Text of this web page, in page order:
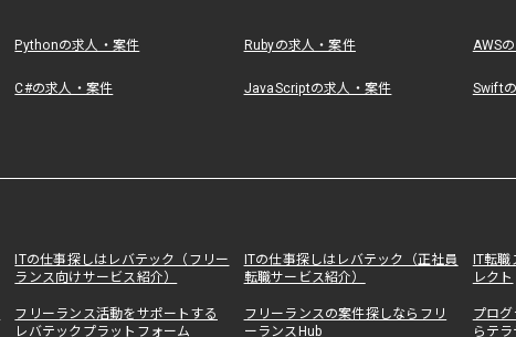
Pythonの求人・案件 Rubyの求人・案件 AWS
C#の求人・案件 JavaScriptの求人・案件 Swift
ITの仕事探しはレバテック（フリー
ランス向けサービス紹介）
ITの仕事探しはレバテック（正社員
転職サービス紹介）
IT転
レクト
フリーランス活動をサポートする
レバテックプラットフォーム
フリーランスの案件探しならフリ
ーランスHub
プロ
らテ